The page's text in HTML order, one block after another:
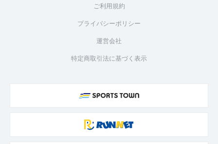
ご利用規約
プライバシーポリシー
運営会社
特定商取引法に基づく表示